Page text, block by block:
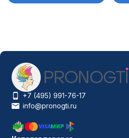
+7 (495) 991-76-17
info@pronogti.ru